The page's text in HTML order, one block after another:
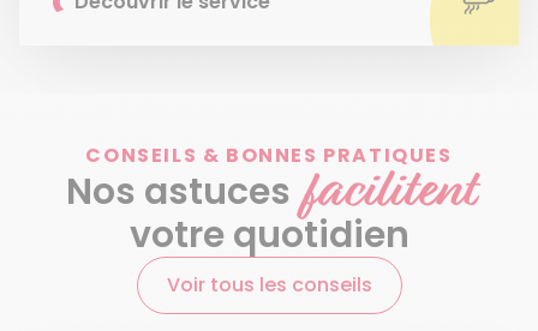
CONSEILS & BONNES PRATIQUES
Nos astucesfacilitent
votre quotidien
Voir tous les conseils